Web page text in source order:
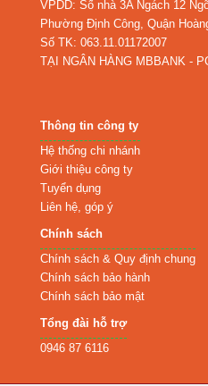
VPDD: Số nhà 3A Ngách 12
Phường Định Công, Quận
Số TK: 063.11.01172007
TẠI NGÂN HÀNG MBBANK -
Thông tin công ty
Hệ thống chi nhánh
Giới thiệu công ty
Tuyển dụng
Liên hệ, góp ý
Chính sách
Chính sách & Quy định chung
Chính sách bảo hành
Chính sách bảo mật
Tổng đài hỗ trợ
0946 87 6116